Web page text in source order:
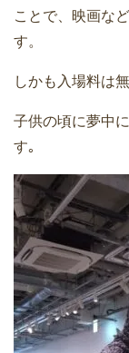
ことで、映画な
す。
しかも入場料は無
子供の頃に夢中
す｡